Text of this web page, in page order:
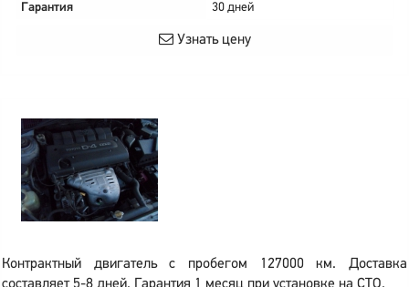
Гарантия
30 дней
Узнать цену
Контрактный двигатель с пробегом 127000 км. Доставка